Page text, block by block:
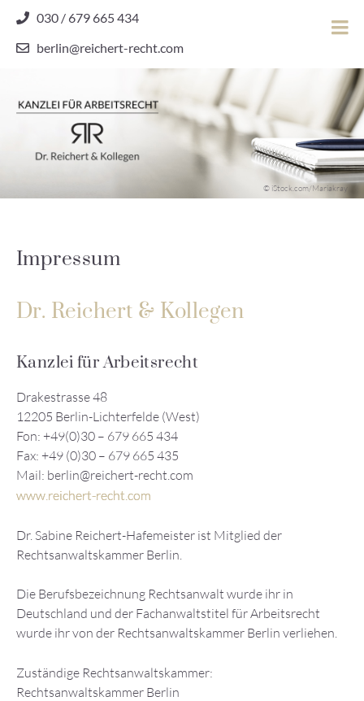
content
030 / 679 665 434
berlin@reichert-recht.com
Dr.
Reichert
© iStock.com/Mariakray
Impressum
Dr. Reichert & Kollegen
Kanzlei für Arbeitsrecht
Drakestrasse 48
12205 Berlin-Lichterfelde (West)
Fon: +49(0)30 – 679 665 434
Fax: +49 (0)30 – 679 665 435
Mail: berlin@reichert-recht.com
www.reichert-recht.com
Dr. Sabine Reichert-Hafemeister ist Mitglied der
Rechtsanwaltskammer Berlin.
Die Berufsbezeichnung Rechtsanwalt wurde ihr in
Deutschland und der Fachanwaltstitel für Arbeitsrecht
wurde ihr von der Rechtsanwaltskammer Berlin verliehen.
Zuständige Rechtsanwaltskammer:
Rechtsanwaltskammer Berlin